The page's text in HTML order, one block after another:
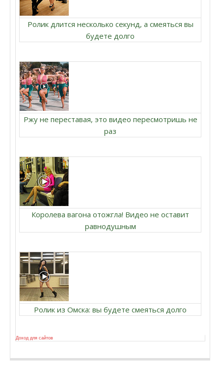
Ролик длится несколько секунд, а смеяться вы
будете долго
Ржу не переставая, это видео пересмотришь не
раз
Королева вагона отожгла! Видео не оставит
равнодушным
Ролик из Омска: вы будете смеяться долго
Доход для сайтов